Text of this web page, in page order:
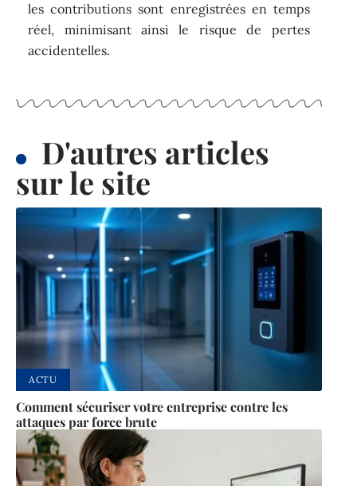
les contributions sont enregistrées en temps
réel, minimisant ainsi le risque de pertes
accidentelles.
D'autres articles
sur le site
ACTU
Comment sécuriser votre entreprise contre les
attaques par force brute